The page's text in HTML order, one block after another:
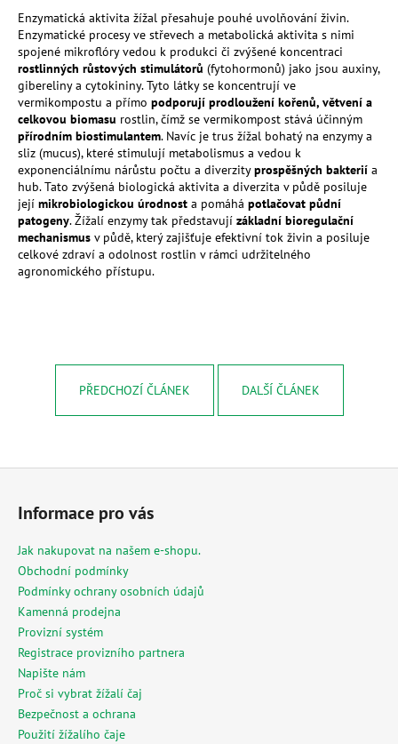
Enzymatická aktivita žížal přesahuje pouhé uvolňování živin.
Enzymatické procesy ve střevech a metabolická aktivita s nimi
spojené mikroflóry vedou k produkci či zvýšené koncentraci
rostlinných růstových stimulátorů (fytohormonů) jako jsou auxiny,
gibereliny a cytokininy. Tyto látky se koncentrují ve
vermikompostu a přímo podporují prodloužení kořenů, větvení a
celkovou biomasu rostlin, čímž se vermikompost stává účinným
přírodním biostimulantem. Navíc je trus žížal bohatý na enzymy a
sliz (mucus), které stimulují metabolismus a vedou k
exponenciálnímu nárůstu počtu a diverzityprospěšných bakterií a
hub. Tato zvýšená biologická aktivita a diverzita v půdě posiluje
její mikrobiologickou úrodnost a pomáhá potlačovat půdní
patogeny. Žížalí enzymy tak představují základní bioregulační
mechanismus v půdě, který zajišťuje efektivní tok živin a posiluje
celkové zdraví a odolnost rostlin v rámci udržitelného
agronomického přístupu.
PŘEDCHOZÍ ČLÁNEK DALŠÍ ČLÁNEK
-
UNIVERZÁLNÍ
ORGANICKÉ
HNOJIVO
224
Kč
Informace pro vás
Jak nakupovat na našem e-shopu.
Obchodní podmínky
Podmínky ochrany osobních údajů
Kamenná prodejna
Provizní systém
Registrace provizního partnera
Napište nám
Proč si vybrat žížalí čaj
Bezpečnost a ochrana
Použití žížalího čaje